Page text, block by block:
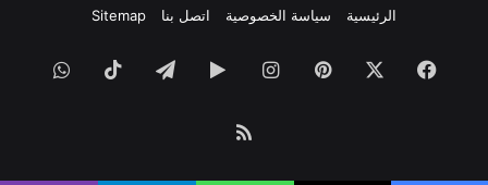
الرئيسية
سياسة الخصوصية اتصل بنا Sitemap
فيسبوك بينتيريستانستقرام‏Googleتيلقرام ‫TikTok
ملخص